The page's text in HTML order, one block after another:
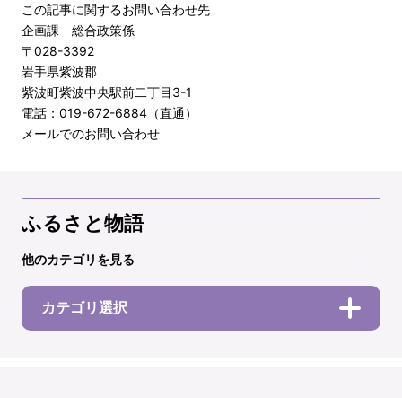
この記事に関するお問い合わせ先
企画課 総合政策係
〒028-3392
岩手県紫波郡
紫波町紫波中央駅前二丁目3-1
電話：019-672-6884（直通）
メールでのお問い合わせ
ふるさと物語
他のカテゴリを見る
カテゴリ選択